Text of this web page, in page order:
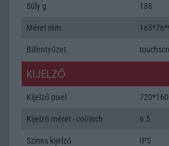
Súly g 188
Méret mm
Billentyűzet
KIJELZŐ
Kijelző pixel
Kijelző méret - col/inch 6.5
Színes kijelző IPS